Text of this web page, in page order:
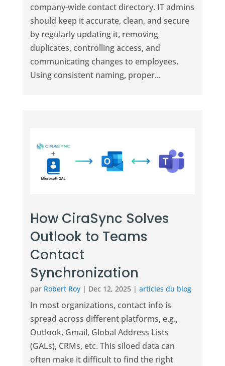
company-wide contact directory. IT admins
should keep it accurate, clean, and secure
by regularly updating it, removing
duplicates, controlling access, and
communicating changes to employees.
Using consistent naming, proper...
How CiraSync Solves
Outlook to Teams
Contact
Synchronization
par Robert Roy| Dec 12, 2025| articles du blog
In most organizations, contact info is
spread across different platforms, e.g.,
Outlook, Gmail, Global Address Lists
(GALs), CRMs, etc. This siloed data can
often make it difficult to find the right